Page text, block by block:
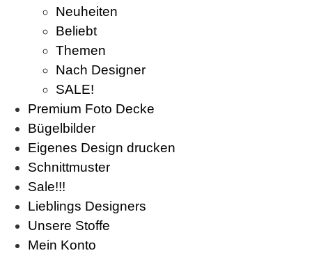
Neuheiten
Beliebt
Themen
Nach Designer
SALE!
Premium Foto Decke
Bügelbilder
Eigenes Design drucken
Schnittmuster
Sale!!!
Lieblings Designers
Unsere Stoffe
Mein Konto